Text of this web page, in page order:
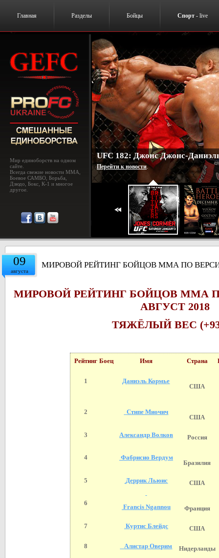
Главная Разделы Бойцы Спорт - live
Мир единоборств на одном
сайте.
Всегда свежие новости MMA,
Боевое САМБО, Борьба,
Дзюдо, Бокс, К-1 и многое
другое.
UFC 182: Джонс Джонс-
Перейти к новости.
09
августа
МИРОВОЙ РЕЙТИНГ БОЙЦОВ ММА ПО ВЕРСИИ
МИРОВОЙ РЕЙТИНГ БОЙЦОВ ММА ПО
АВГУСТ 2018
ТЯЖЁЛЫЙ ВЕС (+93
Рейтинг Боец Имя Страна
1 Даниэль Кормье
США
2 Стипе Миочич
США
3 Александр Волков Россия
4 Фабрисио Вердум
Бразилия
5 Деррик Льюис США
6
Francis Ngannou Франция
7 Куртис Блейдс США
8 Алистар Оверим Нидерланды